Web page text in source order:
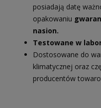
posiadają datę
opakowaniu
nasion.
Testowane w
Dostosowane do
klimatycznej oraz
producentów